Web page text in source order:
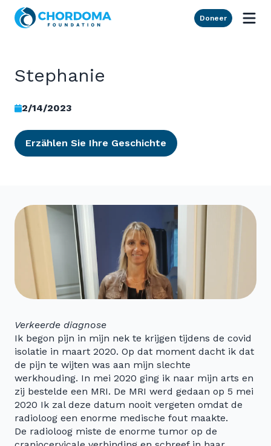
Skip to Main Content
Doneer
Stephanie
2/14/2023
Erzählen Sie Ihre Geschichte
Verkeerde diagnose
Ik begon pijn in mijn nek te krijgen tijdens de covid
isolatie in maart 2020. Op dat moment dacht ik dat
de pijn te wijten was aan mijn slechte
werkhouding. In mei 2020 ging ik naar mijn arts en
zij bestelde een MRI. De MRI werd gedaan op 5 mei
2020 Ik zal deze datum nooit vergeten omdat de
radioloog een enorme medische fout maakte.
De radioloog miste de enorme tumor op de